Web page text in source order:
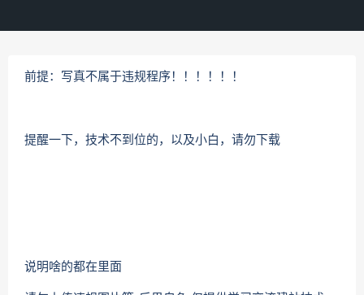
前提：写真不属于违规程序！！！！！！
提醒一下，技术不到位的，以及小白，请勿下载
说明啥的都在里面